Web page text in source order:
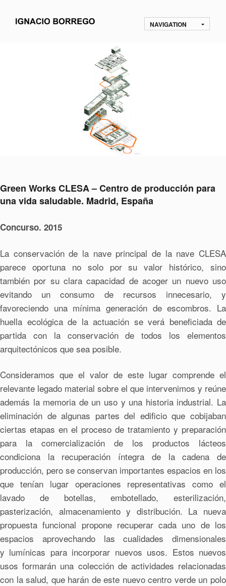
NAVIGATION
Green Works CLESA – Centro de producción para
una vida saludable. Madrid, España
Concurso. 2015
La conservación de la nave principal de la nave CLESA
parece oportuna no solo por su valor histórico, sino
también por su clara capacidad de acoger un nuevo uso
evitando un consumo de recursos innecesario, y
favoreciendo una mínima generación de escombros. La
huella ecológica de la actuación se verá beneficiada de
partida con la conservación de todos los elementos
arquitectónicos que sea posible.
Consideramos que el valor de este lugar comprende el
relevante legado material sobre el que intervenimos y reúne
además la memoria de un uso y una historia industrial. La
eliminación de algunas partes del edificio que cobijaban
ciertas etapas en el proceso de tratamiento y preparación
para la comercialización de los productos lácteos
condiciona la recuperación íntegra de la cadena de
producción, pero se conservan importantes espacios en los
que tenían lugar operaciones representativas como el
lavado de botellas, embotellado, esterilización,
pasterización, almacenamiento y distribución. La nueva
propuesta funcional propone recuperar cada uno de los
espacios aprovechando las cualidades dimensionales
y lumínicas para incorporar nuevos usos. Estos nuevos
usos formarán una colección de actividades relacionadas
con la salud, que harán de este nuevo centro verde un polo